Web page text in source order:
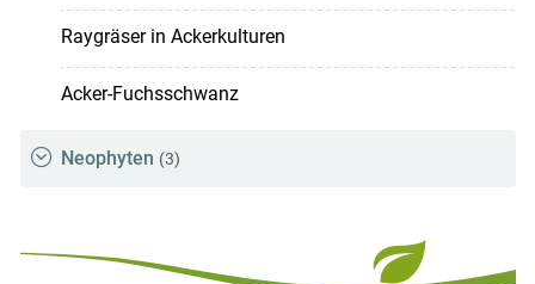
Raygräser in Ackerkulturen
Acker-Fuchsschwanz
Neophyten (3)